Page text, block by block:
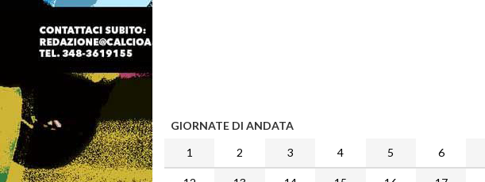
GIORNATE DI ANDATA
1
2 3 4 5 6